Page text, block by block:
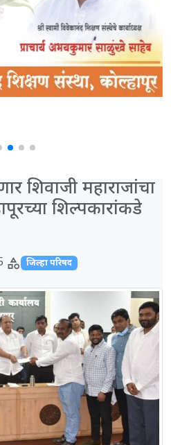
शिवाजी महाराजांचा
शिल्पकारांकडे
category जिल्हा परिषद